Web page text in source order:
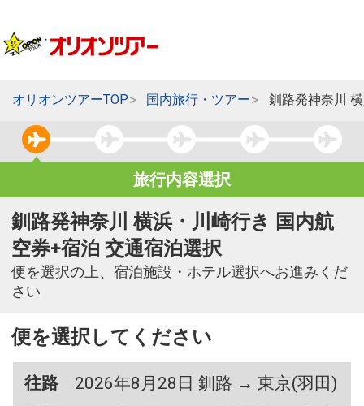
オリオンツアーTOP 国内旅行・ツアー 釧路発神奈川
旅行内容選択
釧路発神奈川 横浜・川崎行き 国内航
空券+宿泊 交通宿泊選択
便を選択の上、宿泊施設・ホテル選択へお進みくだ
さい
便を選択してください
往路
2026年8月28日 釧路 → 東京(羽田)